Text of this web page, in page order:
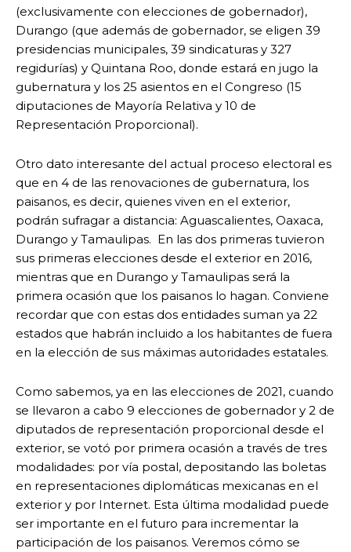
(exclusivamente con elecciones de gobernador),
Durango (que además de gobernador, se eligen 39
presidencias municipales, 39 sindicaturas y 327
regidurías) y Quintana Roo, donde estará en jugo la
gubernatura y los 25 asientos en el Congreso (15
diputaciones de Mayoría Relativa y 10 de
Representación Proporcional).
Otro dato interesante del actual proceso electoral es
que en 4 de las renovaciones de gubernatura, los
paisanos, es decir, quienes viven en el exterior,
podrán sufragar a distancia: Aguascalientes, Oaxaca,
Durango y Tamaulipas. En las dos primeras tuvieron
sus primeras elecciones desde el exterior en 2016,
mientras que en Durango y Tamaulipas será la
primera ocasión que los paisanos lo hagan. Conviene
recordar que con estas dos entidades suman ya 22
estados que habrán incluido a los habitantes de fuera
en la elección de sus máximas autoridades estatales.
Como sabemos, ya en las elecciones de 2021, cuando
se llevaron a cabo 9 elecciones de gobernador y 2 de
diputados de representación proporcional desde el
exterior, se votó por primera ocasión a través de tres
modalidades: por vía postal, depositando las boletas
en representaciones diplomáticas mexicanas en el
exterior y por Internet. Esta última modalidad puede
ser importante en el futuro para incrementar la
participación de los paisanos. Veremos cómo se